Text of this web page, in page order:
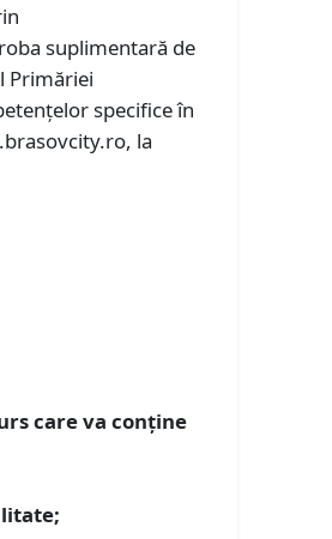
suplimentară de
Primăriei
specifice în
la
care va conţine